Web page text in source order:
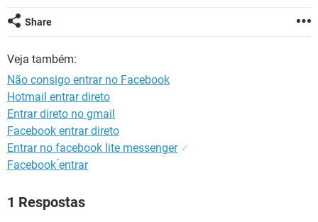
GUIA DE COMPRAS
INSTAGRAM
GUIA DE COMPRAS
Share
Veja também:
Não consigo entrar no Facebook
Hotmail entrar direto
Entrar direto no gmail
Facebook entrar direto
Entrar no facebook lite messenger ✓
Facebook ́entrar
1 Respostas